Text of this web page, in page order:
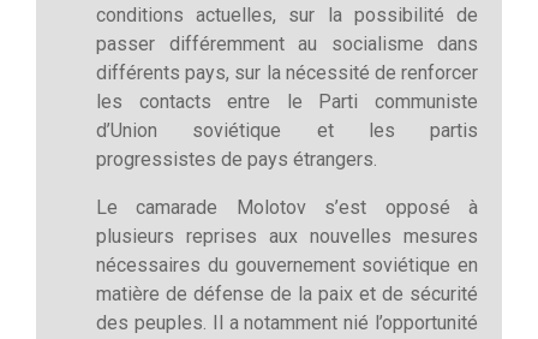
conditions actuelles, sur la possibilité de
passer différemment au socialisme dans
différents pays, sur la nécessité de renforcer
les contacts entre le Parti communiste
d’Union soviétique et les partis
progressistes de pays étrangers.
Le camarade Molotov s’est opposé à
plusieurs reprises aux nouvelles mesures
nécessaires du gouvernement soviétique en
matière de défense de la paix et de sécurité
des peuples. Il a notamment nié l’opportunité